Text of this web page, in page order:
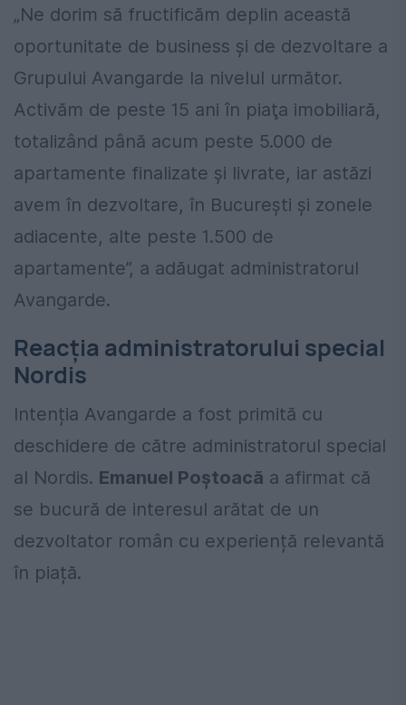
„Ne dorim să fructificăm deplin această
oportunitate de business şi de dezvoltare a
Grupului Avangarde la nivelul următor.
Activăm de peste 15 ani în piaţa imobiliară,
totalizând până acum peste 5.000 de
apartamente finalizate şi livrate, iar astăzi
avem în dezvoltare, în Bucureşti şi zonele
adiacente, alte peste 1.500 de
apartamente”, a adăugat administratorul
Avangarde.
Reacția administratorului special
Nordis
Intenția Avangarde a fost primită cu
deschidere de către administratorul special
al Nordis. Emanuel Poștoacă a afirmat că
se bucură de interesul arătat de un
dezvoltator român cu experiență relevantă
în piață.